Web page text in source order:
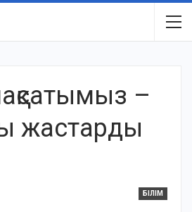
–
жастарды
БІЛІМ